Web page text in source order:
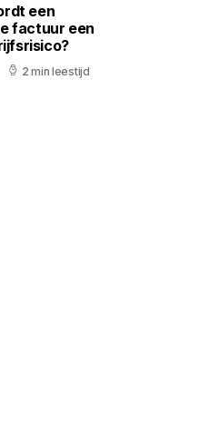
een
factuur een
2 min leestijd